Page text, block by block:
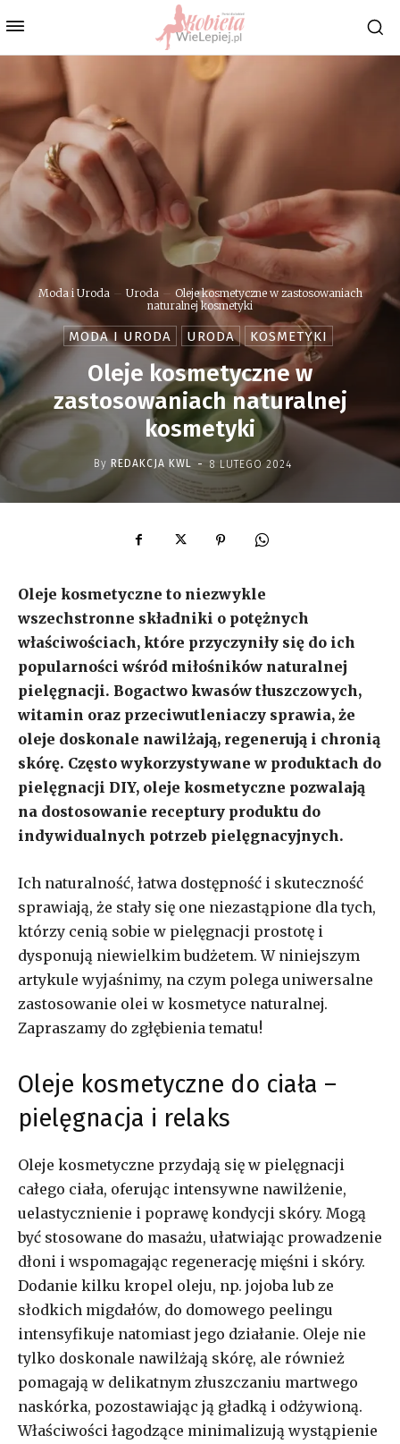
Moda i Uroda Uroda
Oleje kosmetyczne w zastosowaniach
naturalnej kosmetyki
MODA I URODA URODA KOSMETYKI
Oleje kosmetyczne w
zastosowaniach naturalnej
kosmetyki
By REDAKCJA KWL - 8 LUTEGO 2024
Oleje kosmetyczne to niezwykle
wszechstronne składniki o potężnych
właściwościach, które przyczyniły się do ich
popularności wśród miłośników naturalnej
pielęgnacji. Bogactwo kwasów tłuszczowych,
witamin oraz przeciwutleniaczy sprawia, że
oleje doskonale nawilżają, regenerują i chronią
skórę. Często wykorzystywane w produktach do
pielęgnacji DIY, oleje kosmetyczne pozwalają
na dostosowanie receptury produktu do
indywidualnych potrzeb pielęgnacyjnych.
Ich naturalność, łatwa dostępność i skuteczność
sprawiają, że stały się one niezastąpione dla tych,
którzy cenią sobie w pielęgnacji prostotę i
dysponują niewielkim budżetem. W niniejszym
artykule wyjaśnimy, na czym polega uniwersalne
zastosowanie olei w kosmetyce naturalnej.
Zapraszamy do zgłębienia tematu!
Oleje kosmetyczne do ciała –
pielęgnacja i relaks
Oleje kosmetyczne przydają się w pielęgnacji
całego ciała, oferując intensywne nawilżenie,
uelastycznienie i poprawę kondycji skóry. Mogą
być stosowane do masażu, ułatwiając prowadzenie
dłoni i wspomagając regenerację mięśni i skóry.
Dodanie kilku kropel oleju, np. jojoba lub ze
słodkich migdałów, do domowego peelingu
intensyfikuje natomiast jego działanie. Oleje nie
tylko doskonale nawilżają skórę, ale również
pomagają w delikatnym złuszczaniu martwego
naskórka, pozostawiając ją gładką i odżywioną.
Właściwości łagodzące minimalizują wystąpienie